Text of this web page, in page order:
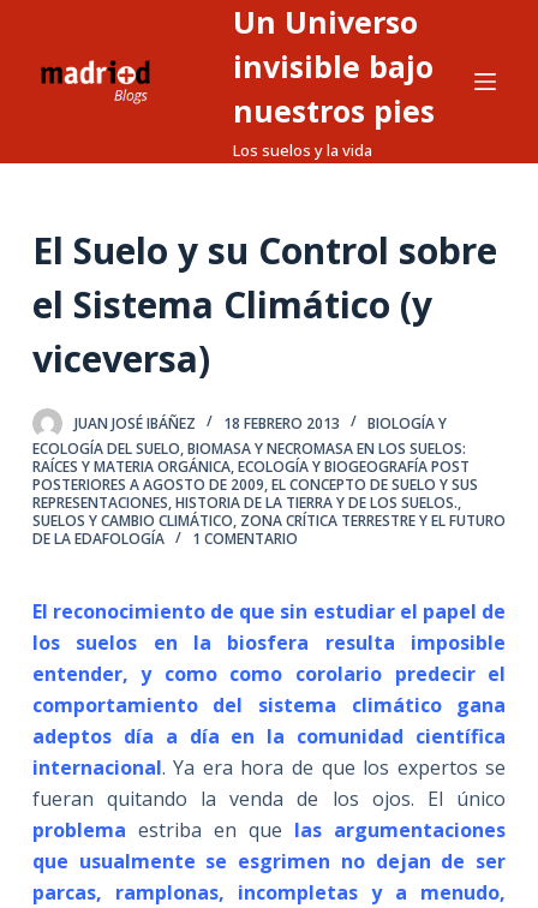
o
n
d
o
Un Universo
invisible bajo
nuestros pies
Los suelos y la vida
El Suelo y su Control sobre
el Sistema Climático (y
viceversa)
JUAN JOSÉ IBÁÑEZ 18 FEBRERO 2013
BIOLOGÍA Y
ECOLOGÍA DEL SUELO,BIOMASA Y NECROMASA EN LOS SUELOS:
RAÍCES Y MATERIA ORGÁNICA,ECOLOGÍA Y BIOGEOGRAFÍA POST
POSTERIORES A AGOSTO DE 2009,EL CONCEPTO DE SUELO Y SUS
REPRESENTACIONES,HISTORIA DE LA TIERRA Y DE LOS SUELOS.,
SUELOS Y CAMBIO CLIMÁTICO, ZONA CRÍTICA TERRESTRE Y EL FUTURO
DE LA EDAFOLOGÍA
1 COMENTARIO
El reconocimiento de que sin estudiar el papel de
los suelos en la biosfera resulta imposible
entender, y como como corolario predecir el
comportamiento del sistema climático gana
adeptos día a día en la comunidad científica
internacional. Ya era hora de que los expertos se
fueran quitando la venda de los ojos. El único
problema estriba en que las argumentaciones
que usualmente se esgrimen no dejan de ser
parcas, ramplonas, incompletas y a menudo,